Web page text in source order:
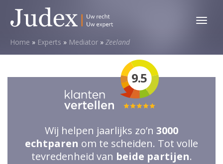
Toggle
Home » Experts » Mediator » Zeeland
9.5
Totale
waardering:
5
van
Wij helpen jaarlijks zo’n 3000
echtparen om te scheiden. Tot volle
tevredenheid van beide partijen.